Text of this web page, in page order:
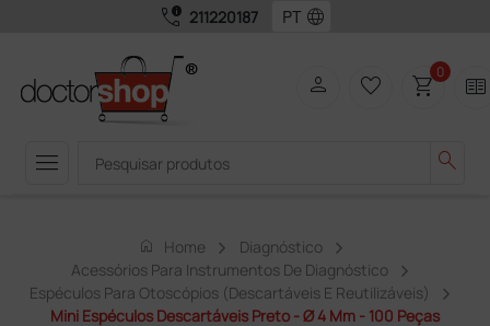
call_quality 211220187 language
menu search
person favorite_border shopping_cart0 two_pager
home Home
Diagnóstico
Acessórios Para Instrumentos De Diagnóstico
Espéculos Para Otoscópios (descartáveis ​​e Reutilizáveis)
Mini Espéculos Descartáveis Preto - Ø 4 Mm - 100 Peças